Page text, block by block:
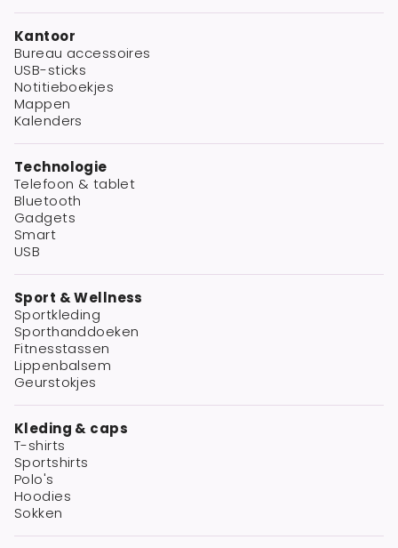
Kantoor
Bureau accessoires
USB-sticks
Notitieboekjes
Mappen
Kalenders
Technologie
Telefoon & tablet
Bluetooth
Gadgets
Smart
USB
Sport & Wellness
Sportkleding
Sporthanddoeken
Fitnesstassen
Lippenbalsem
Geurstokjes
Kleding & caps
T-shirts
Sportshirts
Polo's
Hoodies
Sokken